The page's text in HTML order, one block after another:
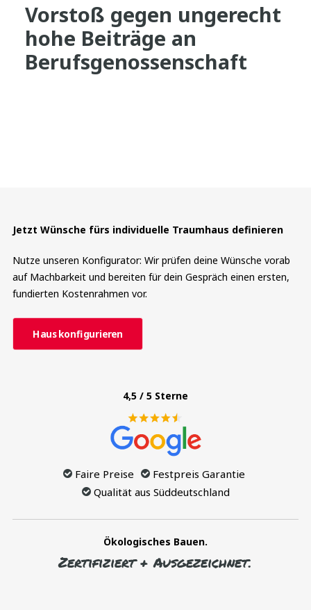
Vorstoß gegen ungerecht
hohe Beiträge an
Berufsgenossenschaft
Jetzt Wünsche fürs individuelle Traumhaus definieren
Nutze unseren Konfigurator: Wir prüfen deine Wünsche vorab
auf Machbarkeit und bereiten für dein Gespräch einen ersten,
fundierten Kostenrahmen vor.
Haus konfigurieren
4,5 / 5 Sterne
Faire Preise
Festpreis Garantie
Qualität aus Süddeutschland
Ökologisches Bauen.
Zertifiziert + Ausgezeichnet.